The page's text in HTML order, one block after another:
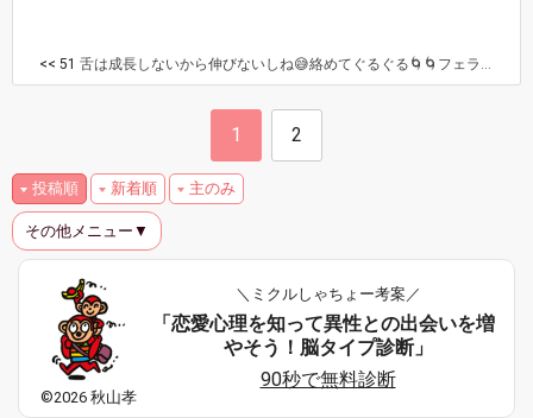
<< 51 舌は成長しないから伸びないしね😅絡めてぐるぐる🌀🌀フェラは猫みたいに先をペロペロ⤴⤴一発やわ😄
1 2
投稿順 新着順 主のみ
その他メニュー▼
©2026 秋山孝
＼ミクルしゃちょー考案／
「恋愛心理を知って異性との出会いを増
やそう！脳タイプ診断」
90秒で無料診断